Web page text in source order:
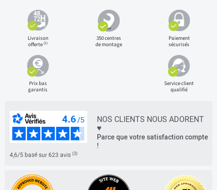
Livraison
offerte(1)
350 centres
de montage
Paiement
sécurisés
Prix bas
garantis
Service client
qualifié
NOS CLIENTS NOUS ADORENT
♥
Parce que votre satisfaction compte
!
4,6/5 basé sur 623 avis (3)